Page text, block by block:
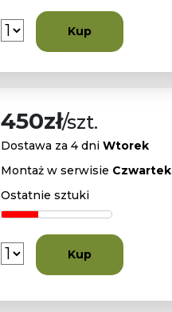
Kup
450zł/szt.
Dostawa za 4 dni Wtorek
Montaż w serwisie Czwartek
Ostatnie sztuki
Kup